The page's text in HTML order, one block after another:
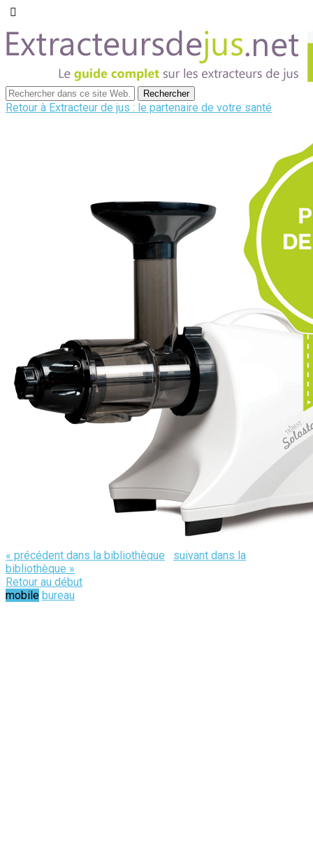
Retour à Extracteur de jus : le partenaire de votre santé
« précédent dans la bibliothèque
suivant dans la
bibliothèque »
Retour au début
mobile bureau